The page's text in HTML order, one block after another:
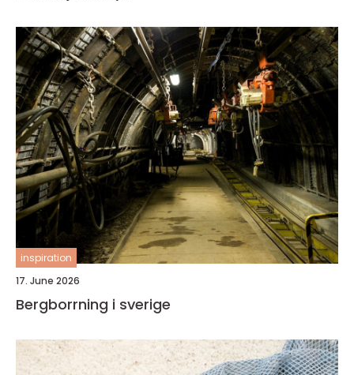
inspiration
17. June 2026
Bergborrning i sverige